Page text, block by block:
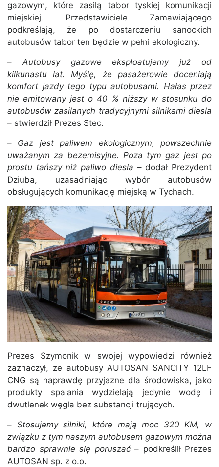
gazowym, które zasilą tabor tyskiej komunikacji
miejskiej. Przedstawiciele Zamawiającego
podkreślają, że po dostarczeniu sanockich
autobusów tabor ten będzie w pełni ekologiczny.
–Autobusy gazowe eksploatujemy już od
kilkunastu lat. Myślę, że pasażerowie doceniają
komfort jazdy tego typu autobusami. Hałas przez
nie emitowany jest o 40 % niższy w stosunku do
autobusów zasilanych tradycyjnymi silnikami diesla
– stwierdził Prezes Stec.
– Gaz jest paliwem ekologicznym, powszechnie
uważanym za bezemisyjne. Poza tym gaz jest po
prostu tańszy niż paliwo diesla – dodał Prezydent
Dziuba, uzasadniając wybór autobusów
obsługujących komunikację miejską w Tychach.
Prezes Szymonik w swojej wypowiedzi również
zaznaczył, że autobusy AUTOSAN SANCITY 12LF
CNG są naprawdę przyjazne dla środowiska, jako
produkty spalania wydzielają jedynie wodę i
dwutlenek węgla bez substancji trujących.
– Stosujemy silniki, które mają moc 320 KM, w
związku z tym naszym autobusem gazowym można
bardzo sprawnie się poruszać– podkreślił Prezes
AUTOSAN sp. z o.o.